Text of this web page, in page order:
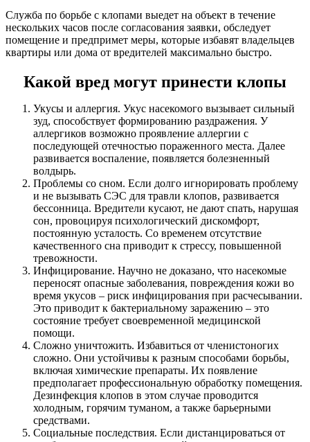
Служба по борьбе с клопами выедет на объект в течение
нескольких часов после согласования заявки, обследует
помещение и предпримет меры, которые избавят владельцев
квартиры или дома от вредителей максимально быстро.
Какой вред могут принести клопы
Укусы и аллергия. Укус насекомого вызывает сильный
зуд, способствует формированию раздражения. У
аллергиков возможно проявление аллергии с
последующей отечностью пораженного места. Далее
развивается воспаление, появляется болезненный
волдырь.
Проблемы со сном. Если долго игнорировать проблему
и не вызывать СЭС для травли клопов, развивается
бессонница. Вредители кусают, не дают спать, нарушая
сон, провоцируя психологический дискомфорт,
постоянную усталость. Со временем отсутствие
качественного сна приводит к стрессу, повышенной
тревожности.
Инфицирование. Научно не доказано, что насекомые
переносят опасные заболевания, повреждения кожи во
время укусов – риск инфицирования при расчесывании.
Это приводит к бактериальному заражению – это
состояние требует своевременной медицинской
помощи.
Сложно уничтожить. Избавиться от членистоногих
сложно. Они устойчивы к разным способами борьбы,
включая химические препараты. Их появление
предполагает профессиональную обработку помещения.
Дезинфекция клопов в этом случае проводится
холодным, горячим туманом, а также барьерными
средствами.
Социальные последствия. Если дистанцироваться от